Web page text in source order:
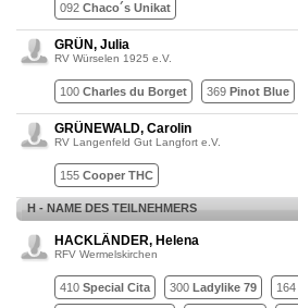
092 Chaco´s Unikat
GRÜN, Julia
RV Würselen 1925 e.V.
100 Charles du Borget 369 Pinot Blue
GRÜNEWALD, Carolin
RV Langenfeld Gut Langfort e.V.
155 Cooper THC
H - NAME DES TEILNEHMERS
HACKLÄNDER, Helena
RFV Wermelskirchen
410 Special Cita 300 Ladylike 79 164